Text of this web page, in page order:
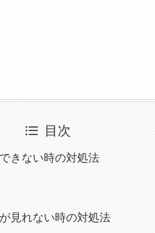
目次
きない時の対処法
見れない時の対処法